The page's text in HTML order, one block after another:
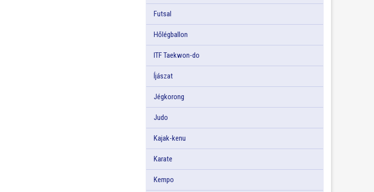
Futsal
Hőlégballon
ITF Taekwon-do
Íjászat
Jégkorong
Judo
Kajak-kenu
Karate
Kempo